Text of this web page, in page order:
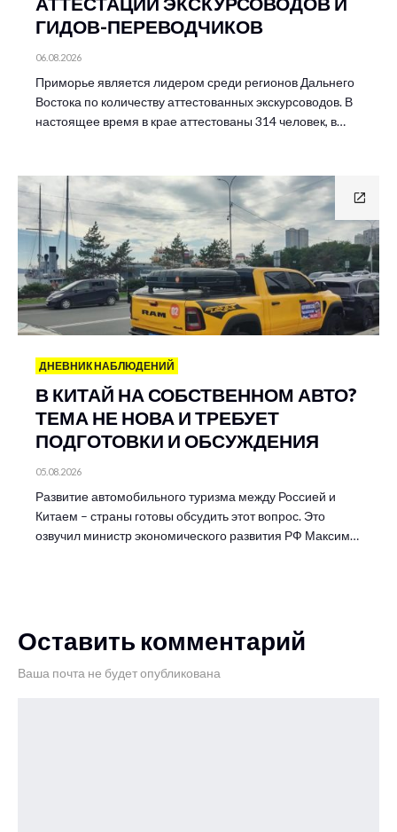
ГИДОВ-ПЕРЕВОДЧИКОВ
06.08.2026
Приморье является лидером среди регионов Дальнего
Востока по количеству аттестованных экскурсоводов. В
настоящее время в крае аттестованы 314 человек, в…
ДНЕВНИК НАБЛЮДЕНИЙ
В КИТАЙ НА СОБСТВЕННОМ АВТО?
ТЕМА НЕ НОВА И ТРЕБУЕТ
ПОДГОТОВКИ И ОБСУЖДЕНИЯ
05.08.2026
Развитие автомобильного туризма между Россией и
Китаем – страны готовы обсудить этот вопрос. Это
озвучил министр экономического развития РФ Максим…
Оставить комментарий
Ваша почта не будет опубликована